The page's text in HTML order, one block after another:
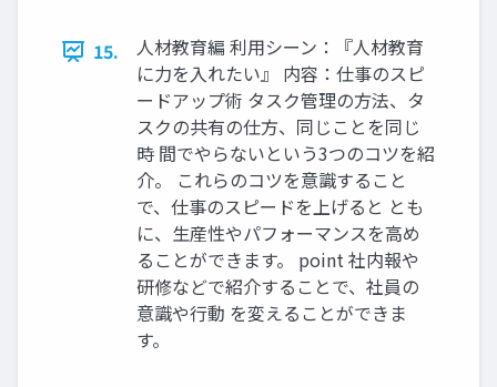
15.
⼈材教育編 利⽤シーン：『⼈材教育
に⼒を⼊れたい』 内容：仕事のスピ
ードアップ術 タスク管理の⽅法、タ
スクの共有の仕⽅、同じことを同じ
時 間でやらないという3つのコツを紹
介。 これらのコツを意識すること
で、仕事のスピードを上げると とも
に、⽣産性やパフォーマンスを⾼め
ることができます。 point 社内報や
研修などで紹介することで、社員の
意識や⾏動 を変えることができま
す。